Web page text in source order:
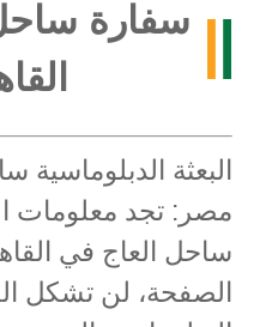
سفارة
البعثة الدبلوماسية
مصر: تجد معلومات
ساحل العاج في
الصفحة، لن تشكل